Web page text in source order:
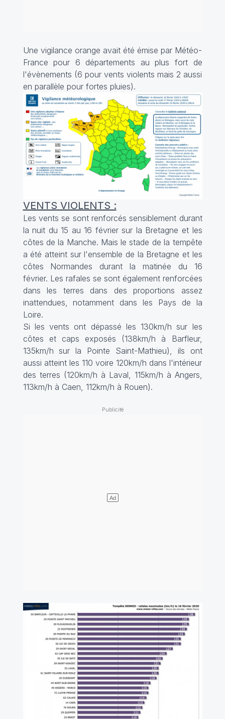
Une vigilance orange avait été émise par Météo-
France pour 6 départements au plus fort de
l'évènements (6 pour vents violents mais 2 aussi
en parallèle pour fortes pluies).
VENTS VIOLENTS :
Les vents se sont renforcés sensiblement durant
la nuit du 15 au 16 février sur la Bretagne et les
côtes de la Manche. Mais le stade de la tempête
a été atteint sur l'ensemble de la Bretagne et les
côtes Normandes durant la matinée du 16
février. Les rafales se sont également renforcées
dans les terres dans des proportions assez
inattendues, notamment dans les Pays de la
Loire.
Si les vents ont dépassé les 130km/h sur les
côtes et caps exposés (138km/h à Barfleur,
135km/h sur la Pointe Saint-Mathieu), ils ont
aussi atteint les 110 voire 120km/h dans l'intérieur
des terres (120km/h à Laval, 115km/h à Angers,
113km/h à Caen, 112km/h à Rouen).